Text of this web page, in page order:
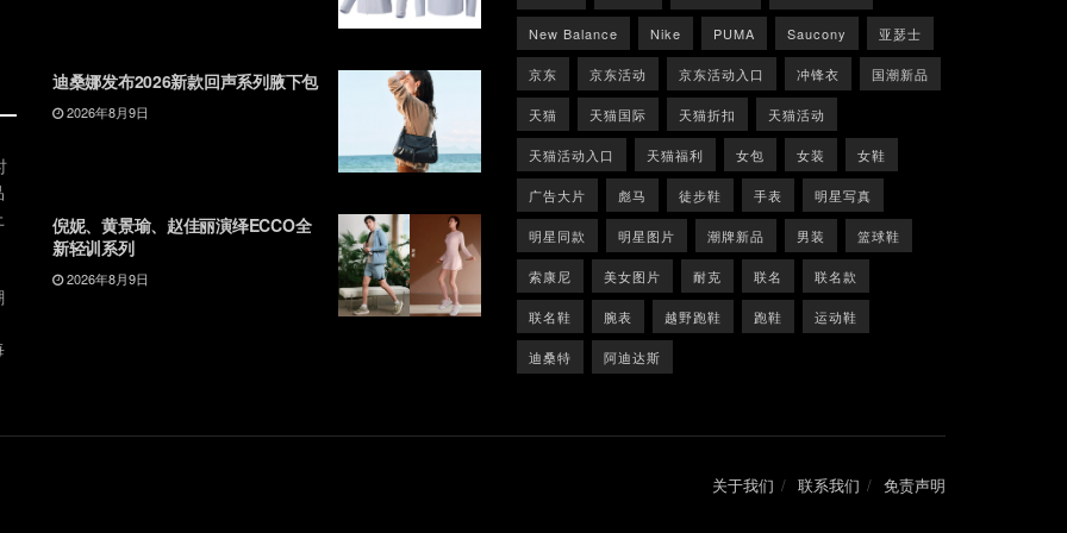
迪桑娜发布2026新款回声系列腋下包
2026年8月9日
倪妮、黄景瑜、赵佳丽演绎ECCO全
新轻训系列
2026年8月9日
New Balance Nike PUMA Saucony 亚瑟士
京东 京东活动 京东活动入口 冲锋衣 国潮新品
天猫 天猫国际 天猫折扣 天猫活动
天猫活动入口 天猫福利 女包 女装 女鞋
广告大片 彪马 徒步鞋 手表 明星写真
明星同款 明星图片 潮牌新品 男装 篮球鞋
索康尼 美女图片 耐克 联名 联名款
联名鞋 腕表 越野跑鞋 跑鞋 运动鞋
迪桑特 阿迪达斯
关于我们 联系我们 免责声明